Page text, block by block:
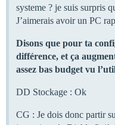
systeme ? je suis surpris
J’aimerais avoir un PC
Disons que pour ta
différence, et ça
assez bas budget vu
DD Stockage : Ok
CG : Je dois donc partir